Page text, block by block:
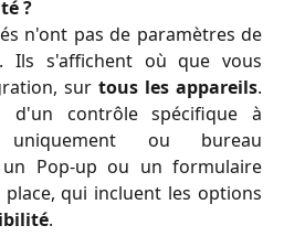
?
n'ont pas de paramètres de
Ils s'affichent où que vous
sur tous les appareils.
d'un contrôle spécifique à
uniquement ou bureau
un Pop-up ou un formulaire
qui incluent les options
.